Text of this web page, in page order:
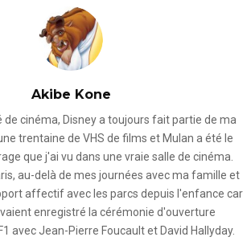
Akibe Kone
de cinéma, Disney a toujours fait partie de ma
trentaine de VHS de films et Mulan a été le
que j'ai vu dans une vraie salle de cinéma.
au-delà de mes journées avec ma famille et
affectif avec les parcs depuis l'enfance car
enregistré la cérémonie d'ouverture
avec Jean-Pierre Foucault et David Hallyday.